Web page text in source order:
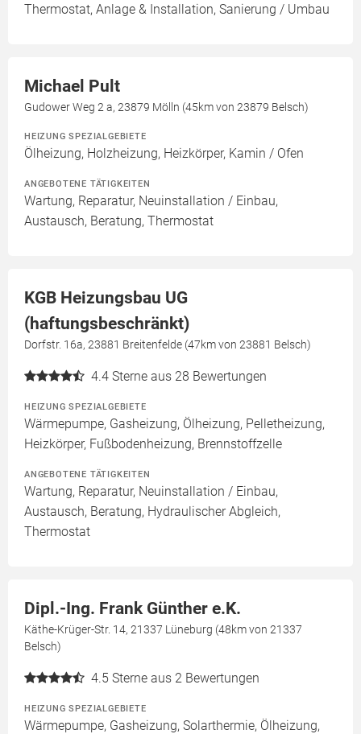
Thermostat, Anlage & Installation, Sanierung / Umbau
Michael Pult
Gudower Weg 2 a, 23879 Mölln (45km von 23879 Belsch)
HEIZUNG SPEZIALGEBIETE
Ölheizung, Holzheizung, Heizkörper, Kamin / Ofen
ANGEBOTENE TÄTIGKEITEN
Wartung, Reparatur, Neuinstallation / Einbau,
Austausch, Beratung, Thermostat
KGB Heizungsbau UG
(haftungsbeschränkt)
Dorfstr. 16a, 23881 Breitenfelde (47km von 23881 Belsch)
4.4 Sterne aus 28 Bewertungen
HEIZUNG SPEZIALGEBIETE
Wärmepumpe, Gasheizung, Ölheizung, Pelletheizung,
Heizkörper, Fußbodenheizung, Brennstoffzelle
ANGEBOTENE TÄTIGKEITEN
Wartung, Reparatur, Neuinstallation / Einbau,
Austausch, Beratung, Hydraulischer Abgleich,
Thermostat
Dipl.-Ing. Frank Günther e.K.
Käthe-Krüger-Str. 14, 21337 Lüneburg (48km von 21337
Belsch)
4.5 Sterne aus 2 Bewertungen
HEIZUNG SPEZIALGEBIETE
Wärmepumpe, Gasheizung, Solarthermie, Ölheizung,